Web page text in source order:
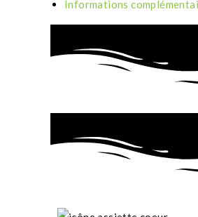
Informations